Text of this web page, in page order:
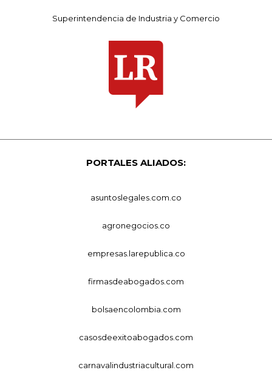
Superintendencia de Industria y Comercio
PORTALES ALIADOS:
asuntoslegales.com.co
agronegocios.co
empresas.larepublica.co
firmasdeabogados.com
bolsaencolombia.com
casosdeexitoabogados.com
carnavalindustriacultural.com